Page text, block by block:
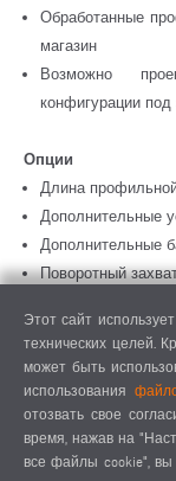
Обработанные
магазин
Возможно
конфигурации под
Опции
Длина
Дополнительные
Дополнительные
Поворотный
Вытяжное
Кондиционер,
окружающей
Инструменты
Пильные диски
Этот сайт
технических целей.
может быть
использования
отозвать свое
время, нажав на
все файлы cookie",